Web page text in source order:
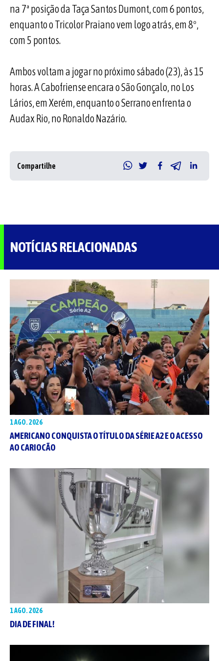
na 7ª posição da Taça Santos Dumont, com 6 pontos,
enquanto o Tricolor Praiano vem logo atrás, em 8º,
com 5 pontos.
Ambos voltam a jogar no próximo sábado (23), às 15
horas. A Cabofriense encara o São Gonçalo, no Los
Lários, em Xerém, enquanto o Serrano enfrenta o
Audax Rio, no Ronaldo Nazário.
Compartilhe
NOTÍCIAS RELACIONADAS
1 AGO. 2026
AMERICANO CONQUISTA O TÍTULO DA SÉRIE A2 E O ACESSO
AO CARIOCÃO
1 AGO. 2026
DIA DE FINAL!